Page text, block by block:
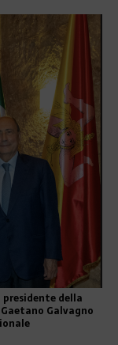
della
Galvagno